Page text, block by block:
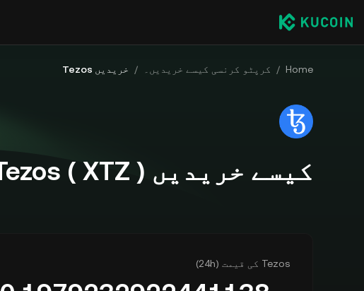
Home
/ کرپٹو کرنسی کیسے خریدیں۔ / خریدیں Tezos
کیسے خریدیں Tezos ( XTZ )
Tezos کی قیمت (24h)